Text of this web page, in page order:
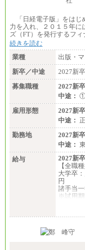
「日経電子版」をはじ
力を入れ、２０１５年に
ズ（FT）を発行するフ
続きを読む
業種
出版・
新卒／中途
2027新
募集職種
2027新卒
中途： ①
雇用形態
2027新卒
中途：
勤務地
2027新卒
中途：
給与
2027新卒
【全職
大学卒
円
諸手当
※試用期
月給
ます。